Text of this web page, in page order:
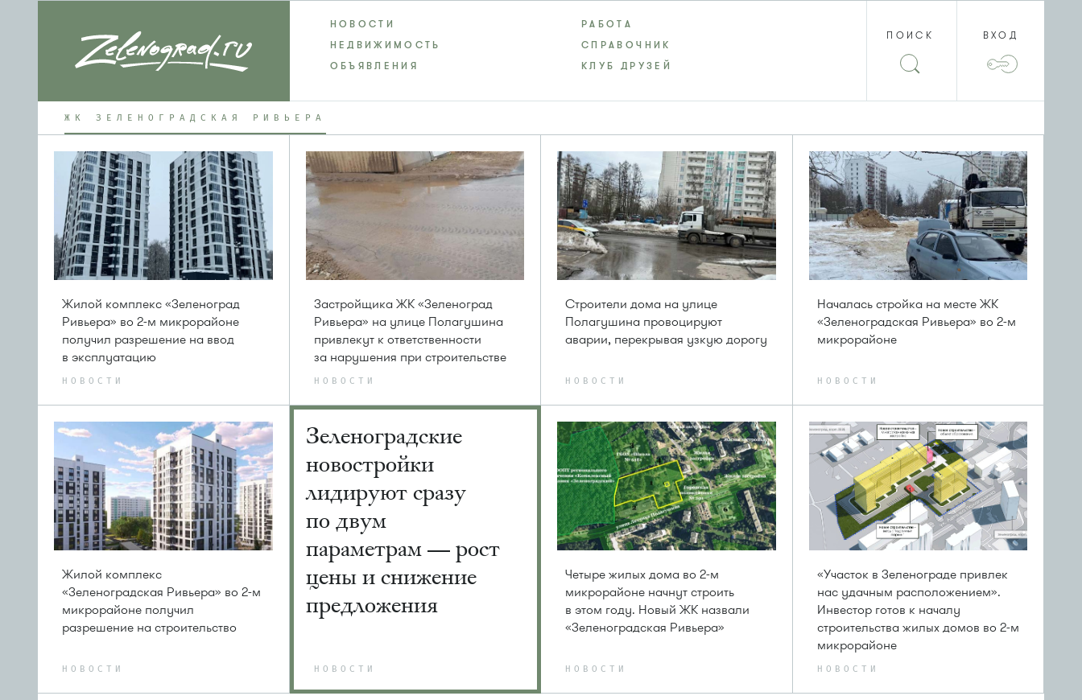
НОВОСТИ
ЖК ЗЕЛЕНОГРАДСКАЯ РИВЬЕРА
РАБОТА
НЕДВИЖИМОСТЬ
СПРАВОЧНИК
ОБЪЯВЛЕНИЯ
КЛУБ ДРУЗЕЙ
ПОИСК ВХОД
Жилой комплекс «Зеленоград
Ривьера» во 2-м микрорайоне
получил разрешение на ввод
в эксплуатацию
НОВОСТИ
Застройщика ЖК «Зеленоград
Ривьера» на улице Полагушина
привлекут к ответственности
за нарушения при строительстве
НОВОСТИ
Строители дома на улице
Полагушина провоцируют
аварии, перекрывая узкую дорогу
НОВОСТИ
Началась стройка на месте ЖК
«Зеленоградская Ривьера» во 2-м
микрорайоне
НОВОСТИ
Жилой комплекс
«Зеленоградская Ривьера» во 2-м
микрорайоне получил
разрешение на строительство
НОВОСТИ
Зеленоградские
новостройки
лидируют сразу
по двум
параметрам — рост
цены и снижение
предложения
НОВОСТИ
Четыре жилых дома во 2-м
микрорайоне начнут строить
в этом году. Новый ЖК назвали
«Зеленоградская Ривьера»
НОВОСТИ
«Участок в Зеленограде привлек
нас удачным расположением».
Инвестор готов к началу
cтроительства жилых домов во 2-м
микрорайоне
НОВОСТИ